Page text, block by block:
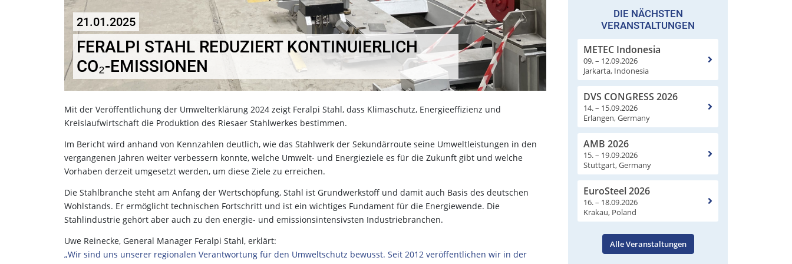
21.01.2025
FERALPI STAHL REDUZIERT KONTINUIERLICH
CO₂-EMISSIONEN
Mit der Veröffentlichung der Umwelterklärung 2024 zeigt Feralpi Stahl, dass Klimaschutz, Energieeffizienz und
Kreislaufwirtschaft die Produktion des Riesaer Stahlwerkes bestimmen.
Im Bericht wird anhand von Kennzahlen deutlich, wie das Stahlwerk der Sekundärroute seine Umweltleistungen in den
vergangenen Jahren weiter verbessern konnte, welche Umwelt- und Energieziele es für die Zukunft gibt und welche
Vorhaben derzeit umgesetzt werden, um diese Ziele zu erreichen.
Die Stahlbranche steht am Anfang der Wertschöpfung, Stahl ist Grundwerkstoff und damit auch Basis des deutschen
Wohlstands. Er ermöglicht technischen Fortschritt und ist ein wichtiges Fundament für die Energiewende. Die
Stahlindustrie gehört aber auch zu den energie- und emissionsintensivsten Industriebranchen.
Uwe Reinecke, General Manager Feralpi Stahl, erklärt:
„Wir sind uns unserer regionalen Verantwortung für den Umweltschutz bewusst. Seit 2012 veröffentlichen wir in der
DIE NÄCHSTEN
VERANSTALTUNGEN
METEC Indonesia
09. – 12.09.2026
Jarkarta, Indonesia
DVS CONGRESS 2026
14. – 15.09.2026
Erlangen, Germany
AMB 2026
15. – 19.09.2026
Stuttgart, Germany
EuroSteel 2026
16. – 18.09.2026
Krakau, Poland
Alle Veranstaltungen